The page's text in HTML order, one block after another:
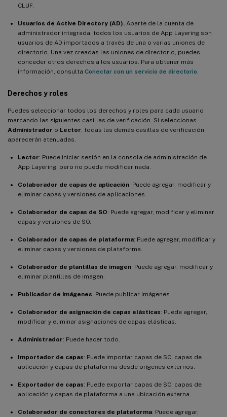
CLUF.
Usuarios de Active Directory (AD). Aparte de la cuenta de
administrador integrada, todos los usuarios de App Layering son
usuarios de AD importados a través de una o varias uniones de
directorio. Una vez creadas las uniones de directorio, puedes
conceder otros derechos a los usuarios. Para obtener más
información, consulta Conectar con un servicio de directorio
Derechos y roles
Puedes seleccionar todos los derechos y roles para cada usuario
marcando las siguientes casillas de verificación. Si seleccionas
Administrador o Lector , todas las demás casillas de verificación
aparecerán atenuadas.
Lector: Puede iniciar sesión en la consola de administración de
App Layering, pero no puede modificar nada.
Colaborador de capas de aplicación: Puede agregar, modificar y
eliminar capas y versiones de aplicaciones.
Colaborador de capas de SO: Puede agregar, modificar y eliminar
capas y versiones de SO.
Colaborador de capas de plataforma: Puede agregar, modificar y
eliminar capas y versiones de plataforma.
Colaborador de plantillas de imagen: Puede agregar, modificar y
eliminar plantillas de imagen.
Publicador de imágenes: Puede publicar imágenes.
Colaborador de asignación de capas elásticas: Puede agregar,
modificar y eliminar asignaciones de capas elásticas.
Administrador: Puede hacer todo.
Importador de capas: Puede importar capas de SO, capas de
aplicación y capas de plataforma desde orígenes externos.
Exportador de capas: Puede exportar capas de SO, capas de
aplicación y capas de plataforma a una ubicación externa.
Colaborador de conectores de plataforma: Puede agregar,